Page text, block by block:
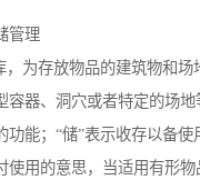
管理
，为存放物品的建筑物和场
容器、洞穴或者特定的场
功能；“储”表示收存以备使
使用的意思，当适用有形物